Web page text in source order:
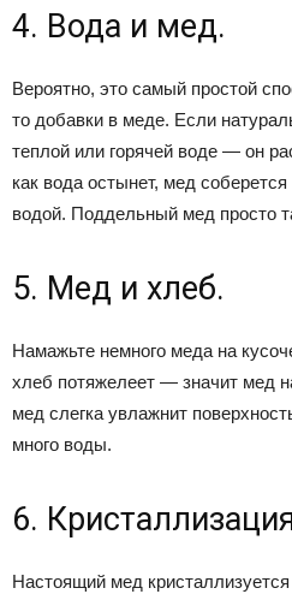
4. Вода и мед.
Вероятно, это самый простой
то добавки в меде. Если
теплой или горячей воде — он
как вода остынет, мед
водой. Поддельный мед просто
5. Мед и хлеб.
Намажьте немного меда на
хлеб потяжелеет — значит мед
мед слегка увлажнит
много воды.
6.
Настоящий мед